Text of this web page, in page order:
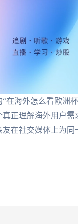
“在海外怎么看欧洲
真正理解海外用户
友在社交媒体上为同